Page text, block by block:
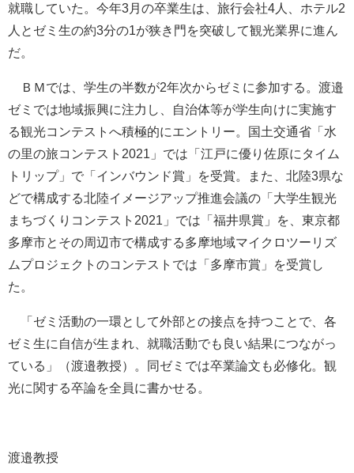
就職していた。今年3月の卒業生は、旅行会社4人、ホテル2
人とゼミ生の約3分の1が狭き門を突破して観光業界に進ん
だ。
ＢＭでは、学生の半数が2年次からゼミに参加する。渡邉
ゼミでは地域振興に注力し、自治体等が学生向けに実施す
る観光コンテストへ積極的にエントリー。国土交通省「水
の里の旅コンテスト2021」では「江戸に優り佐原にタイム
トリップ」で「インバウンド賞」を受賞。また、北陸3県な
どで構成する北陸イメージアップ推進会議の「大学生観光
まちづくりコンテスト2021」では「福井県賞」を、東京都
多摩市とその周辺市で構成する多摩地域マイクロツーリズ
ムプロジェクトのコンテストでは「多摩市賞」を受賞し
た。
「ゼミ活動の一環として外部との接点を持つことで、各
ゼミ生に自信が生まれ、就職活動でも良い結果につながっ
ている」（渡邉教授）。同ゼミでは卒業論文も必修化。観
光に関する卒論を全員に書かせる。
渡邉教授